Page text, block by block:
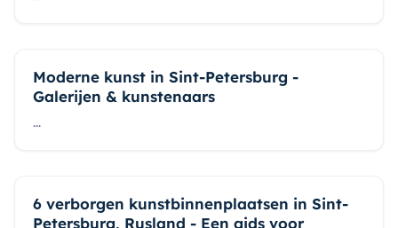
Moderne kunst in Sint-Petersburg -
Galerijen & kunstenaars
...
6 verborgen kunstbinnenplaatsen in Sint-
Petersburg, Rusland - Een gids voor